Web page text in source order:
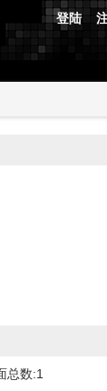
登陆
总数:1